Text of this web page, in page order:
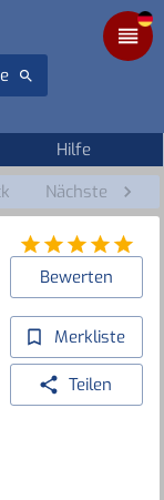
Hilfe
Nächste
Bewerten
Merkliste
Teilen